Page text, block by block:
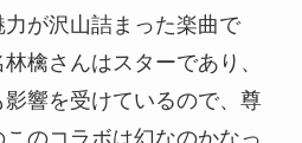
が沢山詰まった楽曲で
檎さんはスターであり、
響を受けているので、尊
のコラボは幻なのかなっ